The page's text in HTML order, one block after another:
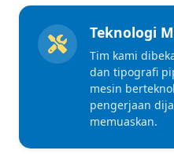
Teknologi
Tim kami
dan tipografi
mesin
pengerjaan
memuaskan.